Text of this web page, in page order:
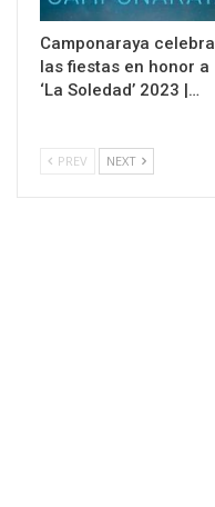
Camponaraya celebra
las fiestas en honor a
‘La Soledad’ 2023 |…
PREV NEXT